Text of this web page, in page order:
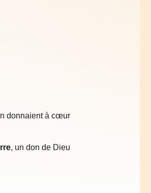
donnaient à cœur
, un don de Dieu